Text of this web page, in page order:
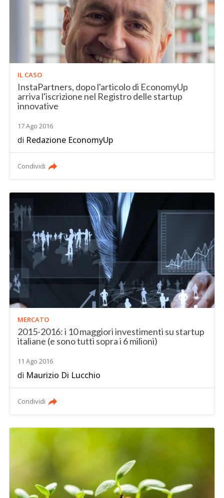
IL CASO
InstaPartners, dopo l'articolo di EconomyUp
arriva l'iscrizione nel Registro delle startup
innovative
17 Ago 2016
di Redazione EconomyUp
Condividi
MERCATO
2015-2016: i 10 maggiori investimenti su startup
italiane (e sono tutti sopra i 6 milioni)
11 Ago 2016
di Maurizio Di Lucchio
Condividi